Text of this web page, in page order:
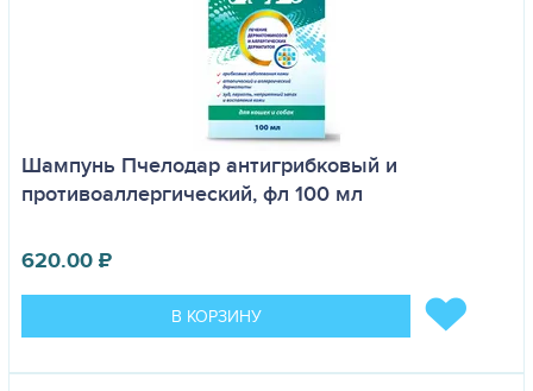
Шампунь Пчелодар антигрибковый и
противоаллергический, фл 100 мл
620.00₽
В КОРЗИНУ